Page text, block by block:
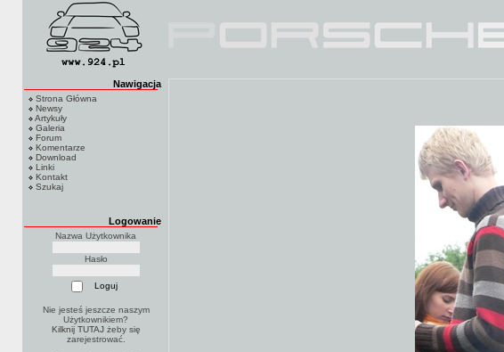
Nawigacja
Strona Główna
Newsy
Artykuły
Galeria
Forum
Komentarze
Download
Linki
Kontakt
Szukaj
Logowanie
Nazwa Użytkownika
Hasło
Nie jesteś jeszcze naszym
Użytkownikiem?
Kilknij TUTAJżeby się
zarejestrować.